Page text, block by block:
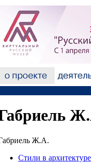
Ж.А.
Стили в